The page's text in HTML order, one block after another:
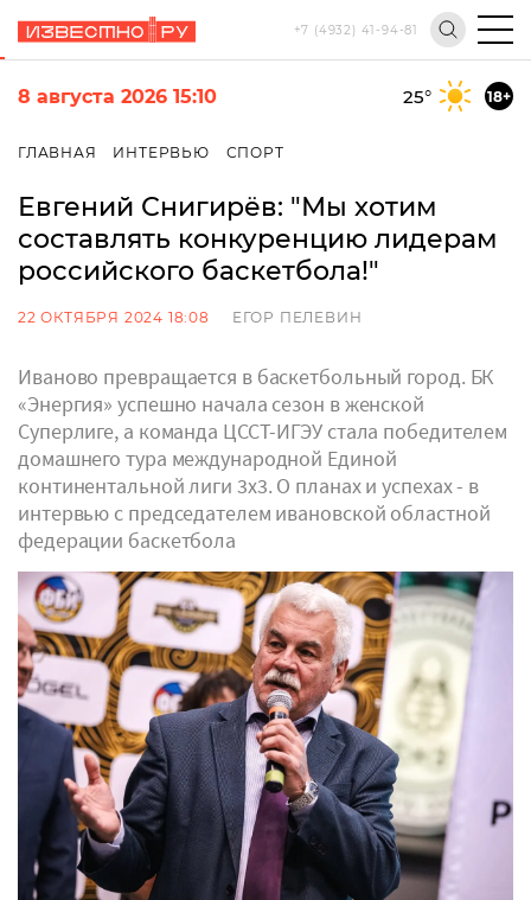
+7 (4932) 41-94-81
8 августа 2026 15:10 25° 18+
ГЛАВНАЯ ИНТЕРВЬЮ СПОРТ
Евгений Снигирёв: "Мы хотим
составлять конкуренцию лидерам
российского баскетбола!"
22 ОКТЯБРЯ 2024 18:08 ЕГОР ПЕЛЕВИН
Иваново превращается в баскетбольный город. БК
«Энергия» успешно начала сезон в женской
Суперлиге, а команда ЦССТ-ИГЭУ стала победителем
домашнего тура международной Единой
континентальной лиги 3х3. О планах и успехах - в
интервью с председателем ивановской областной
федерации баскетбола